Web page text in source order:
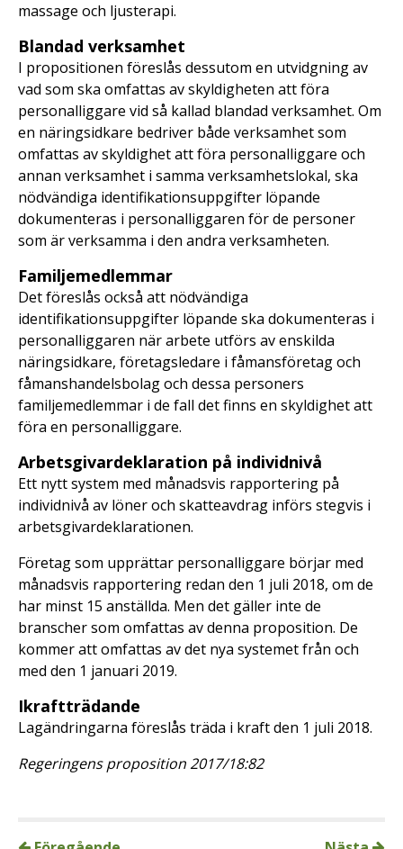
massage och ljusterapi.
Blandad verksamhet
I propositionen föreslås dessutom en utvidgning av
vad som ska omfattas av skyldigheten att föra
personalliggare vid så kallad blandad verksamhet. Om
en näringsidkare bedriver både verksamhet som
omfattas av skyldighet att föra personalliggare och
annan verksamhet i samma verksamhetslokal, ska
nödvändiga identifikationsuppgifter löpande
dokumenteras i personalliggaren för de personer
som är verksamma i den andra verksamheten.
Familjemedlemmar
Det föreslås också att nödvändiga
identifikationsuppgifter löpande ska dokumenteras i
personalliggaren när arbete utförs av enskilda
näringsidkare, företagsledare i fåmansföretag och
fåmanshandelsbolag och dessa personers
familjemedlemmar i de fall det finns en skyldighet att
föra en personalliggare.
Arbetsgivardeklaration på individnivå
Ett nytt system med månadsvis rapportering på
individnivå av löner och skatteavdrag införs stegvis i
arbetsgivardeklarationen.
Företag som upprättar personalliggare börjar med
månadsvis rapportering redan den 1 juli 2018, om de
har minst 15 anställda. Men det gäller inte de
branscher som omfattas av denna proposition. De
kommer att omfattas av det nya systemet från och
med den 1 januari 2019.
Ikraftträdande
Lagändringarna föreslås träda i kraft den 1 juli 2018.
Regeringens proposition 2017/18:82